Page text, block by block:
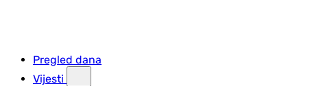
Pregled dana
Vijesti